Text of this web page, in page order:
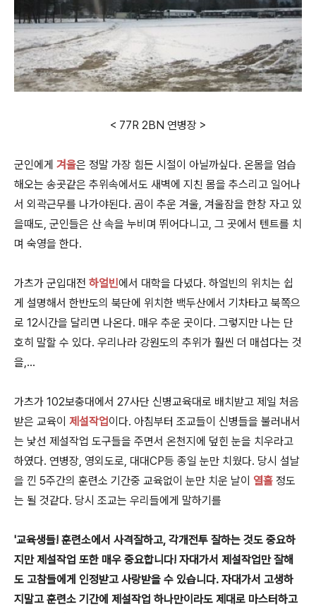
< 77R 2BN 연병장 >
군인에게 겨울은 정말 가장 힘든 시절이 아닐까싶다. 온몸을 엄습
해오는 송곳같은 추위속에서도 새벽에 지친 몸을 추스리고 일어나
서 외곽근무를 나가야된다. 곰이 추운 겨울, 겨울잠을 한창 자고 있
을때도, 군인들은 산 속을 누비며 뛰어다니고, 그 곳에서 텐트를 치
며 숙영을 한다.
가츠가 군입대전 하얼빈에서 대학을 다녔다. 하얼빈의 위치는 쉽
게 설명해서 한반도의 북단에 위치한 백두산에서 기차타고 북쪽으
로 12시간을 달리면 나온다. 매우 추운 곳이다. 그렇지만 나는 단
호히 말할 수 있다. 우리나라 강원도의 추위가 훨씬 더 매섭다는 것
을,...
가츠가 102보충대에서 27사단 신병교육대로 배치받고 제일 처음
받은 교육이 제설작업이다. 아침부터 조교들이 신병들을 불러내서
는 낯선 제설작업 도구들을 주면서 온천지에 덮힌 눈을 치우라고
하였다. 연병장, 영외도로, 대대CP등 종일 눈만 치웠다. 당시 설날
을 낀 5주간의 훈련소 기간중 교육없이 눈만 치운 날이 열흘 정도
는 될 것같다. 당시 조교는 우리들에게 말하기를
'교육생들! 훈련소에서 사격잘하고, 각개전투 잘하는 것도 중요하
지만 제설작업 또한 매우 중요합니다! 자대가서 제설작업만 잘해
도 고참들에게 인정받고 사랑받을 수 있습니다. 자대가서 고생하
지말고 훈련소 기간에 제설작업 하나만이라도 제대로 마스터하고